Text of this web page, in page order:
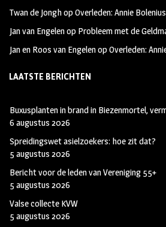
Twan de JonghopOverleden: Annie
Jan van Engelenop Probleem met de
Jan en Roos van EngelenopOverleden:
LAATSTE BERICHTEN
Buxusplanten in brand in Biezenmortel,
6 augustus 2026
Spreidingswet asielzoekers: hoe zit dat?
5 augustus 2026
Bericht voor de leden van Vereniging 55+
5 augustus 2026
Valse collecte KVW
5 augustus 2026